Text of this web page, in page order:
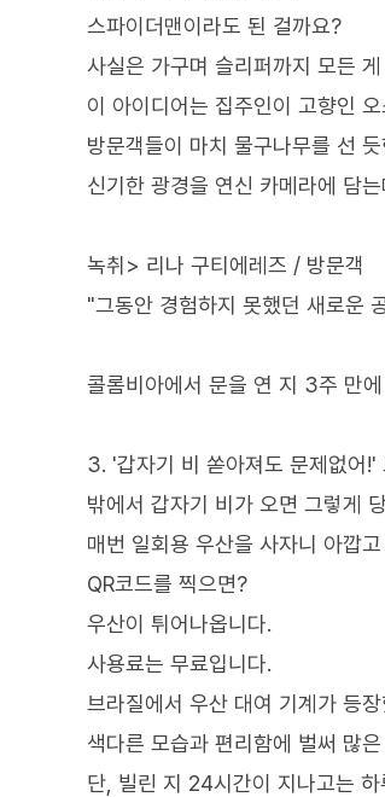
스파이더맨이라도 된 걸까요?
사실은 가구며 슬리퍼까지 모든
이 아이디어는 집주인이 고향인
방문객들이 마치 물구나무를 선
신기한 광경을 연신 카메라에 담는
녹취> 리나 구티에레즈 / 방문객
"그동안 경험하지 못했던 새로운
콜롬비아에서 문을 연 지 3주 만
3. '갑자기 비 쏟아져도 문제없어!'
밖에서 갑자기 비가 오면 그렇게
매번 일회용 우산을 사자니 아깝
QR코드를 찍으면?
우산이 튀어나옵니다.
사용료는 무료입니다.
브라질에서 우산 대여 기계가 등
색다른 모습과 편리함에 벌써 많
단, 빌린 지 24시간이 지나고는